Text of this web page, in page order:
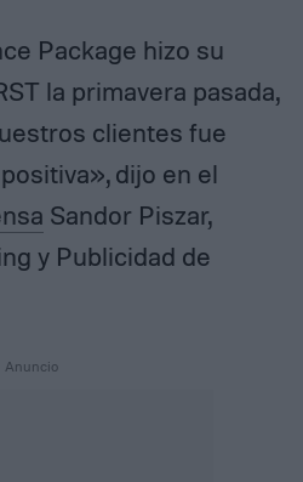
Package hizo su
la primavera pasada,
clientes fue
dijo en el
Sandor Piszar,
y Publicidad de